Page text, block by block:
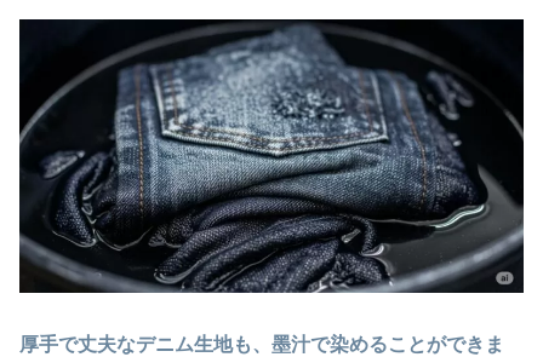
厚手で丈夫なデニム生地も、墨汁で染めることができま